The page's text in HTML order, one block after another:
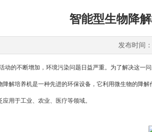
智能型生物降
发布时间
的不断增加，环境污染问题日益严重。为了解决这一问
培养机是一种先进的环保设备，它利用微生物的降解
用于工业、农业、医疗等领域。